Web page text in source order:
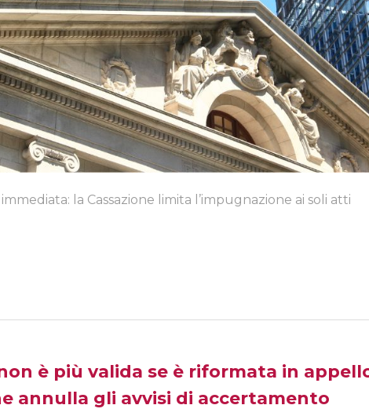
la Cassazione limita l’impugnazione ai soli atti
è più valida se è riformata in
annulla gli avvisi di accertamento